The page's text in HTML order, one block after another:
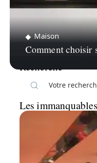
Maison
Comment choisir
Recherche
Les immanquables